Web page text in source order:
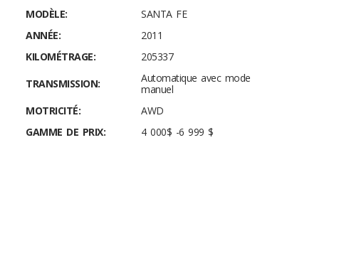
MODÈLE:
SANTA FE
ANNÉE:
2011
KILOMÉTRAGE:
205337
TRANSMISSION:
Automatique avec mode
manuel
MOTRICITÉ:
AWD
GAMME DE PRIX:
4 000$ -6 999 $